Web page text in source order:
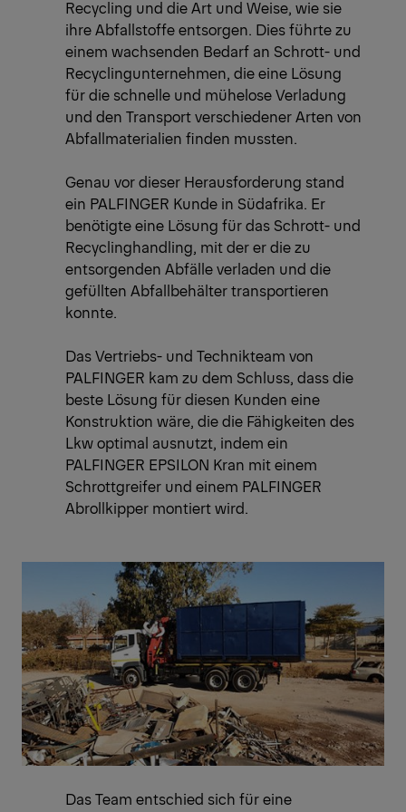
Recycling und die Art und Weise, wie sie
ihre Abfallstoffe entsorgen. Dies führte zu
einem wachsenden Bedarf an Schrott- und
Recyclingunternehmen, die eine Lösung
für die schnelle und mühelose Verladung
und den Transport verschiedener Arten von
Abfallmaterialien finden mussten.
Genau vor dieser Herausforderung stand
ein PALFINGER Kunde in Südafrika. Er
benötigte eine Lösung für das Schrott- und
Recyclinghandling, mit der er die zu
entsorgenden Abfälle verladen und die
gefüllten Abfallbehälter transportieren
konnte.
Das Vertriebs- und Technikteam von
PALFINGER kam zu dem Schluss, dass die
beste Lösung für diesen Kunden eine
Konstruktion wäre, die die Fähigkeiten des
Lkw optimal ausnutzt, indem ein
PALFINGER EPSILON Kran mit einem
Schrottgreifer und einem PALFINGER
Abrollkipper montiert wird.
Das Team entschied sich für eine